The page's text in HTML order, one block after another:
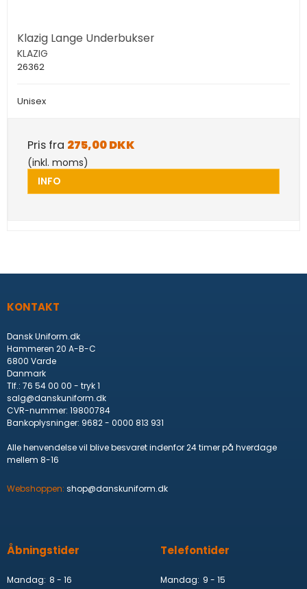
Klazig Lange Underbukser
KLAZIG
26362
Unisex
Pris fra 275,00 DKK
(inkl. moms)
INFO
KONTAKT
Dansk Uniform.dk
Hammeren 20 A-B-C
6800 Varde
Danmark
Tlf.: 76 54 00 00 - tryk 1
salg@danskuniform.dk
CVR-nummer: 19800784
Bankoplysninger: 9682 - 0000 813 931
Alle henvendelse vil blive besvaret indenfor 24 timer på hverdage
mellem 8-16
Webshoppen: shop@danskuniform.dk
Åbningstider
Mandag: 8 - 16
Telefontider
Mandag: 9 - 15